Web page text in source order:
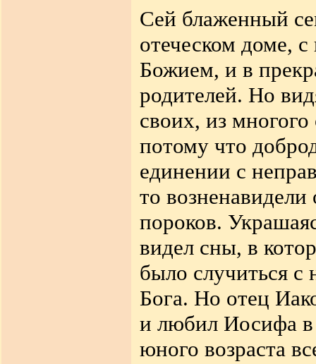
Сей блаженный
отеческом доме,
Божием, и в
родителей. Но
своих, из
потому что
единении с
то
пороков.
видел сны, в
было случиться
Бога. Но отец
и любил Иосифа в
юного возраста